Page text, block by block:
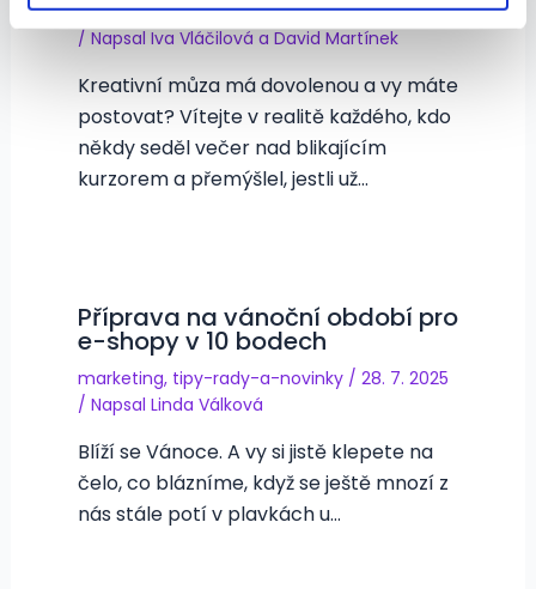
marketing,tipy-rady-a-novinky/28. 11. 2025
/ Napsal Iva Vláčilová a David Martínek
Kreativní můza má dovolenou a vy máte
postovat? Vítejte v realitě každého, kdo
někdy seděl večer nad blikajícím
kurzorem a přemýšlel, jestli už…
Příprava na vánoční období pro
e-shopy v 10 bodech
marketing, tipy-rady-a-novinky/ 28. 7. 2025
/ Napsal Linda Válková
Blíží se Vánoce. A vy si jistě klepete na
čelo, co blázníme, když se ještě mnozí z
nás stále potí v plavkách u…